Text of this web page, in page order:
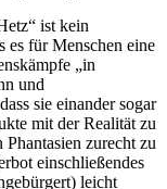
ist kein
es für Menschen eine
„in
und
sie einander sogar
mit der Realität zu
zurecht zu
einschließendes
leicht